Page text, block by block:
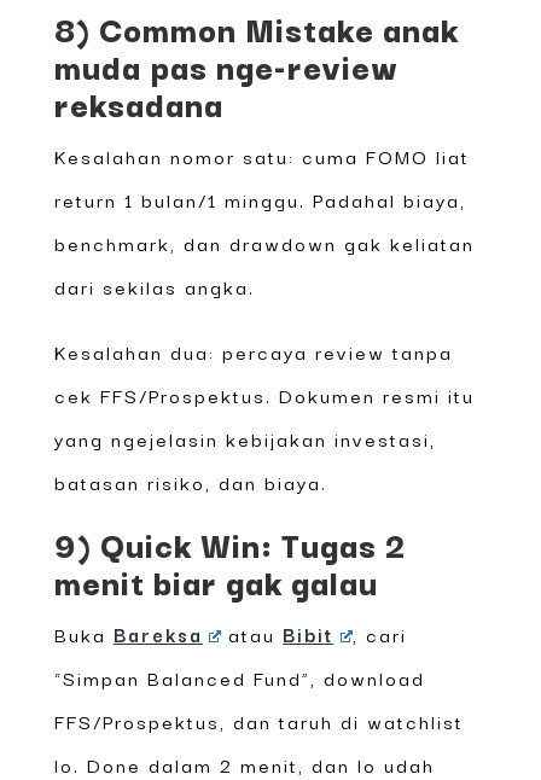
8) Common Mistake anak
muda pas nge-review
reksadana
Kesalahan nomor satu: cuma FOMO liat
return 1 bulan/1 minggu. Padahal biaya,
benchmark, dan drawdown gak keliatan
dari sekilas angka.
Kesalahan dua: percaya review tanpa
cek FFS/Prospektus. Dokumen resmi itu
yang ngejelasin kebijakan investasi,
batasan risiko, dan biaya.
9) Quick Win: Tugas 2
menit biar gak galau
Buka Bareksa atau Bibit
, cari
“Simpan Balanced Fund”, download
FFS/Prospektus, dan taruh di watchlist
lo. Done dalam 2 menit, dan lo udah